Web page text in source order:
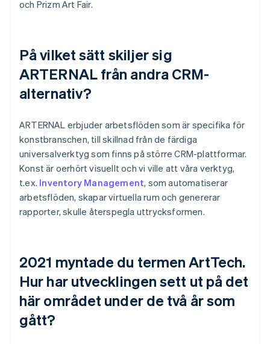
och Prizm Art Fair.
På vilket sätt skiljer sig
ARTERNAL från andra CRM-
alternativ?
ARTERNAL erbjuder arbetsflöden som är specifika för
konstbranschen, till skillnad från de färdiga
universalverktyg som finns på större CRM-plattformar.
Konst är oerhört visuellt och vi ville att våra verktyg,
t.ex. Inventory Management, som automatiserar
arbetsflöden, skapar virtuella rum och genererar
rapporter, skulle återspegla uttrycksformen.
2021 myntade du termen ArtTech.
Hur har utvecklingen sett ut på det
här området under de två år som
gått?